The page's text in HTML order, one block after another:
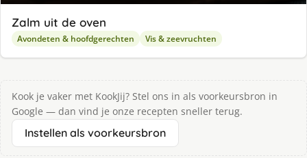
Zalm uit de oven
Avondeten & hoofdgerechten Vis & zeevruchten
Kook je vaker met KookJij? Stel ons in als voorkeursbron in
Google — dan vind je onze recepten sneller terug.
Instellen als voorkeursbron